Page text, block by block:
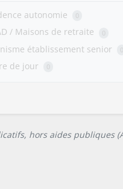
autonomie 0
/ Maisons de retraite 0
établissement senior 0
de jour 0
hors aides publiques